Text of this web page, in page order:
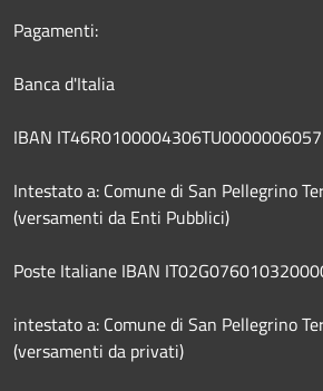
Pagamenti:
Banca d'Italia
IBAN IT46R0100004306TU0000006057
Intestato a: Comune di San Pellegrino
(versamenti da Enti Pubblici)
Poste Italiane IBAN
intestato a: Comune di San Pellegrino
(versamenti da privati)